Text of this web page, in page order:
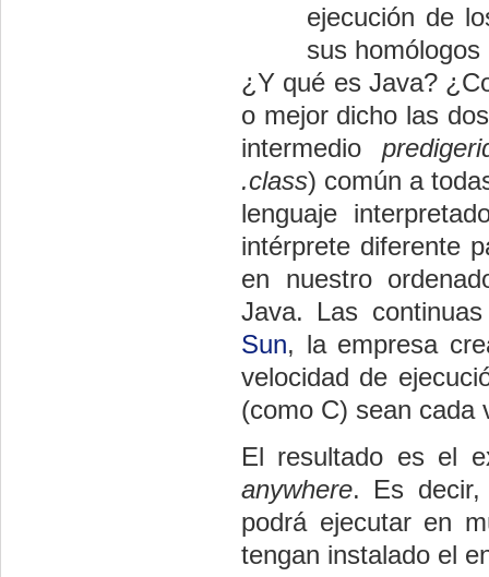
ejecución de
sus
¿Y qué es Java?
o mejor dicho las
intermedio
.class) común a
lenguaje
intérprete diferente
en nuestro
Java. Las
Sun, la empresa
velocidad de
(como C) sean cada
El resultado es el
anywhere. Es decir,
podrá ejecutar en
tengan instalado el